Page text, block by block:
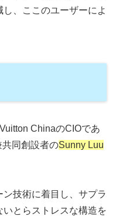
、ここのユーザーによ
ChinaのCIOであ
同創設者のSunny Luu
技術に着目し、サプラ
とらストレスな構造を